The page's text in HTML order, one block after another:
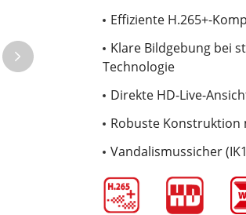
Effiziente H.265+-
Klare Bildgebung bei
Technologie
Direkte HD-Live-
Robuste
Vandalismussicher